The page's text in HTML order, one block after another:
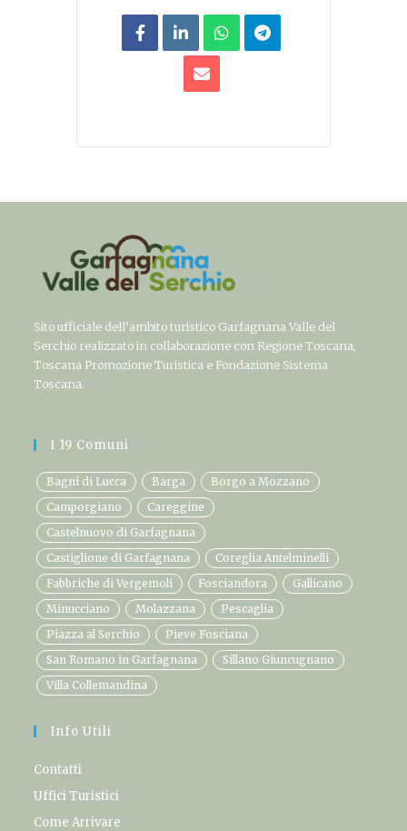
Sito ufficiale dell’ambito turistico Garfagnana Valle del
Serchio realizzato in collaborazione con Regione Toscana,
Toscana Promozione Turistica e Fondazione Sistema
Toscana.
I 19 Comuni
Bagni di Lucca Barga
Borgo a Mozzano
Camporgiano
Careggine
Castelnuovo di Garfagnana
Castiglione di Garfagnana
Coreglia Antelminelli
Fabbriche di Vergemoli
Fosciandora
Gallicano
Minucciano
Molazzana
Pescaglia
Piazza al Serchio
Pieve Fosciana
San Romano in Garfagnana
Sillano Giuncugnano
Villa Collemandina
Info Utili
Contatti
Uffici Turistici
Come Arrivare